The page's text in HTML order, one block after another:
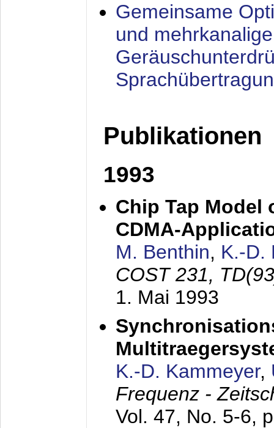
Gemeinsame
und
Publikationen
1993
Chip Tap Model
CDMA-
M. Benthin, K.-D.
COST 231,
1. Mai 1993
K.-D. Kammeyer,
Frequenz -
Vol. 47, No. 5-6,